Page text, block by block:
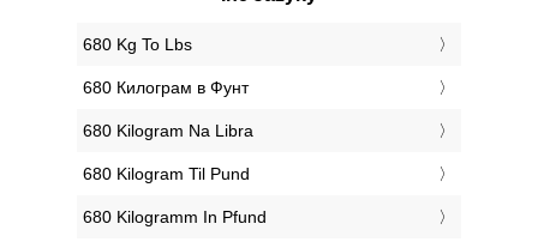
‎680 Kg To Lbs
‎680 Килограм в Фунт
‎680 Kilogram Na Libra
‎680 Kilogram Til Pund
‎680 Kilogramm In Pfund